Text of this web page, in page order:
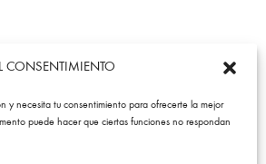
CONSENTIMIENTO
y necesita tu consentimiento para ofrecerte la mejor
puede hacer que ciertas funciones no respondan